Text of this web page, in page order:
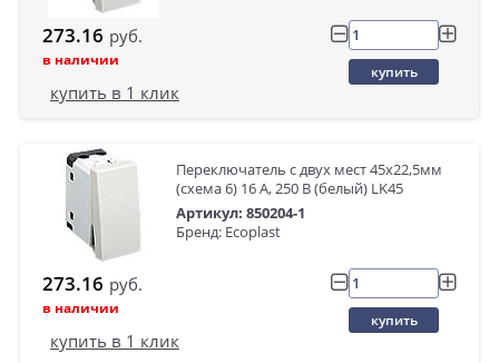
273.16 руб.
в наличии
купить
купить в 1 клик
Переключатель с двух мест 45х22,5мм
(схема 6) 16 A, 250 B (белый) LK45
Артикул: 850204-1
Бренд: Ecoplast
273.16 руб.
в наличии
купить
купить в 1 клик